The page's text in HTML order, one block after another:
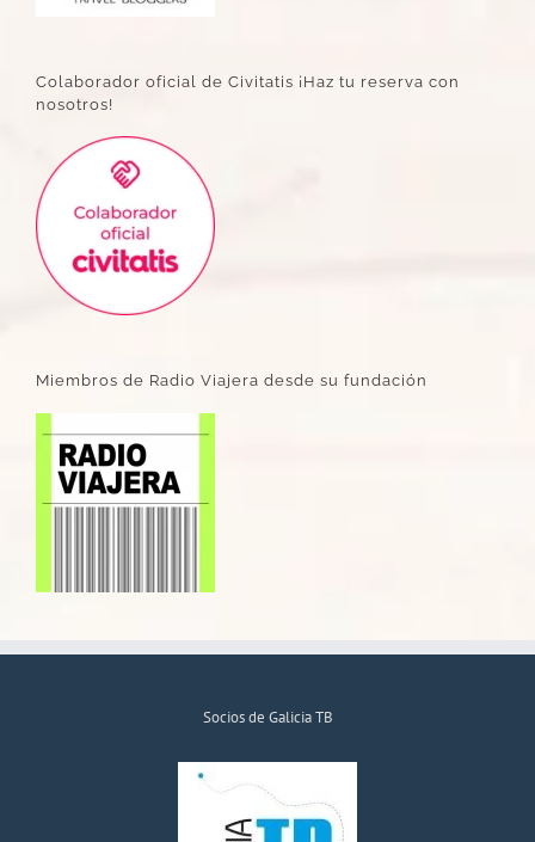
Colaborador oficial de Civitatis ¡Haz tu reserva con
nosotros!
Miembros de Radio Viajera desde su fundación
Socios de Galicia TB